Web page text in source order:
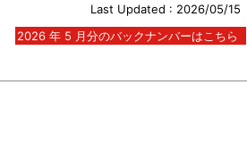
Last Updated : 2026/05/15
2026 年 5 月分のバックナンバーはこちら